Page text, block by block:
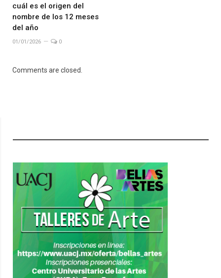
cuál es el origen del
nombre de los 12 meses
del año
01/01/2026 0
Comments are closed.